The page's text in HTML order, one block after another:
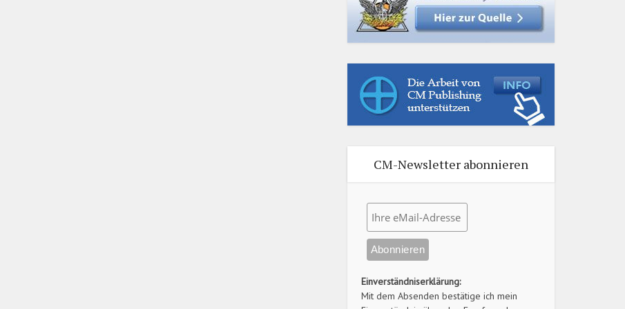
CM-Newsletter abonnieren
Einverständniserklärung:
Mit dem Absenden bestätige ich mein